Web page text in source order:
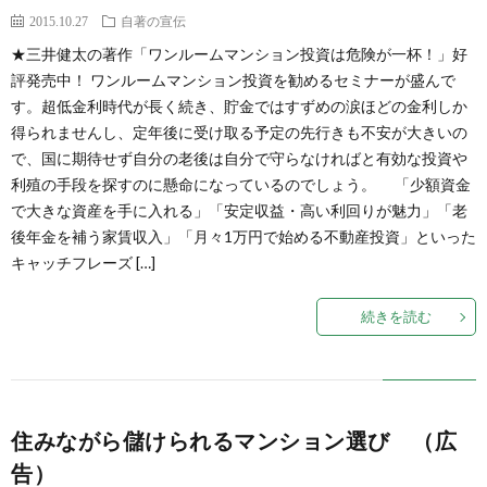
主
つ
い
て
2015.10.27 自著の宣伝
★三井健太の著作「ワンルームマンション投資は危険が一杯！」好
評発売中！ ワンルームマンション投資を勧めるセミナーが盛んで
す。超低金利時代が長く続き、貯金ではすずめの涙ほどの金利しか
得られませんし、定年後に受け取る予定の先行きも不安が大きいの
で、国に期待せず自分の老後は自分で守らなければと有効な投資や
利殖の手段を探すのに懸命になっているのでしょう。 「少額資金
で大きな資産を手に入れる」「安定収益・高い利回りが魅力」「老
後年金を補う家賃収入」「月々1万円で始める不動産投資」といった
キャッチフレーズ […]
続きを読む
住みながら儲けられるマンション選び （広
告）